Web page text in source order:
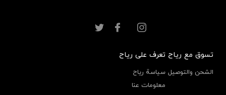
تسوق مع رياح
الشحن والتوصيل
تعرف على رياح
سياسة رياح
معلومات عنا